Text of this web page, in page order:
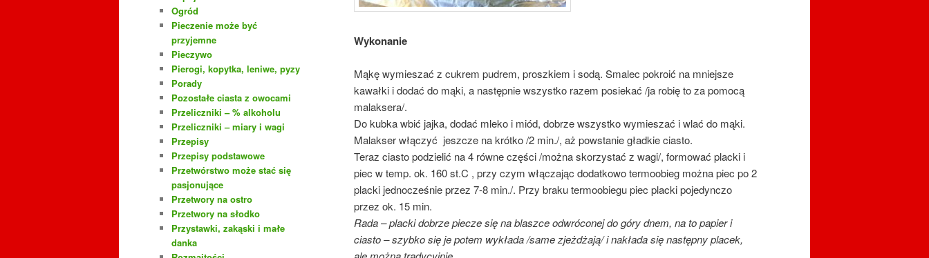
Wykonanie
Mąkę wymieszać z cukrem pudrem, proszkiem i sodą. Smalec pokroić na mniejsze
kawałki i dodać do mąki, a następnie wszystko razem posiekać /ja robię to za pomocą
malaksera/.
Do kubka wbić jajka, dodać mleko i miód, dobrze wszystko wymieszać i wlać do mąki.
Malakser włączyć jeszcze na krótko /2 min./, aż powstanie gładkie ciasto.
Teraz ciasto podzielić na 4 równe części /można skorzystać z wagi/, formować placki i
piec w temp. ok. 160 st.C , przy czym włączając dodatkowo termoobieg można piec po 2
placki jednocześnie przez 7-8 min./. Przy braku termoobiegu piec placki pojedynczo
przez ok. 15 min.
Rada – placki dobrze piecze się na blaszce odwróconej do góry dnem, na to papier i
ciasto – szybko się je potem wykłada /same zjeżdżają/ i nakłada się następny placek,
Ogród
Pieczenie może być
przyjemne
Pieczywo
Pierogi, kopytka, leniwe, pyzy
Porady
Pozostałe ciasta z owocami
Przeliczniki – % alkoholu
Przeliczniki – miary i wagi
Przepisy
Przepisy podstawowe
Przetwórstwo może stać się
pasjonujące
Przetwory na ostro
Przetwory na słodko
Przystawki, zakąski i małe
danka